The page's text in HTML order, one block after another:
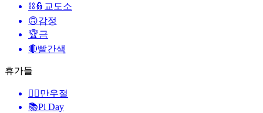
⛓️👮 교도소
🙃감정
🏆금
🔴빨간색
휴가들
🙆‍♂️만우절
📚Pi Day